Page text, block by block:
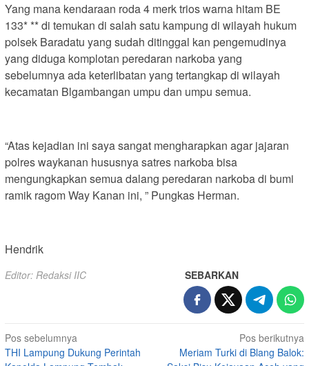
Yang mana kendaraan roda 4 merk trios warna hitam BE
133* ** di temukan di salah satu kampung di wilayah hukum
polsek Baradatu yang sudah ditinggal kan pengemudinya
yang diduga komplotan peredaran narkoba yang
sebelumnya ada keterlibatan yang tertangkap di wilayah
kecamatan Blgambangan umpu dan umpu semua.
“Atas kejadian ini saya sangat mengharapkan agar jajaran
polres waykanan hususnya satres narkoba bisa
mengungkapkan semua dalang peredaran narkoba di bumi
ramik ragom Way Kanan ini, ” Pungkas Herman.
Hendrik
Editor: Redaksi IIC SEBARKAN
Navigasi
pos
Pos sebelumnya
THI Lampung Dukung Perintah
Pos berikutnya
Meriam Turki di Blang Balok: